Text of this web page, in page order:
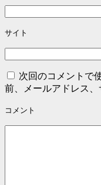
シ
ョ
ン
サイト
次回のコメントで
前、メールアドレス、
コメント